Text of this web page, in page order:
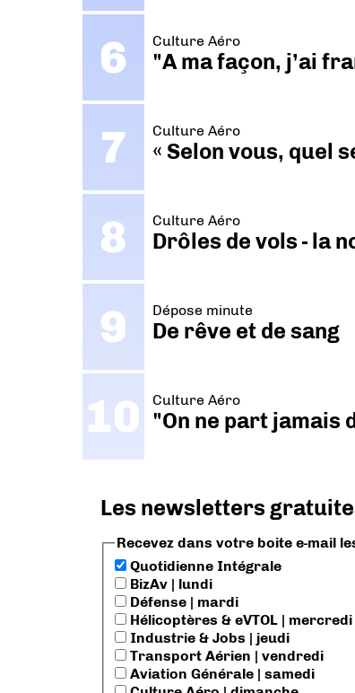
Culture Aéro
"A ma façon, j’ai
Culture Aéro
« Selon vous, quel
Culture Aéro
Drôles de vols - la
Dépose minute
De rêve et de sang
Culture Aéro
"On ne part jamais
Les newsletters
Recevez dans votre boite e-mail
Quotidienne Intégrale
BizAv | lundi
Défense | mardi
Hélicoptères & eVTOL | mercredi
Industrie & Jobs | jeudi
Transport Aérien | vendredi
Aviation Générale | samedi